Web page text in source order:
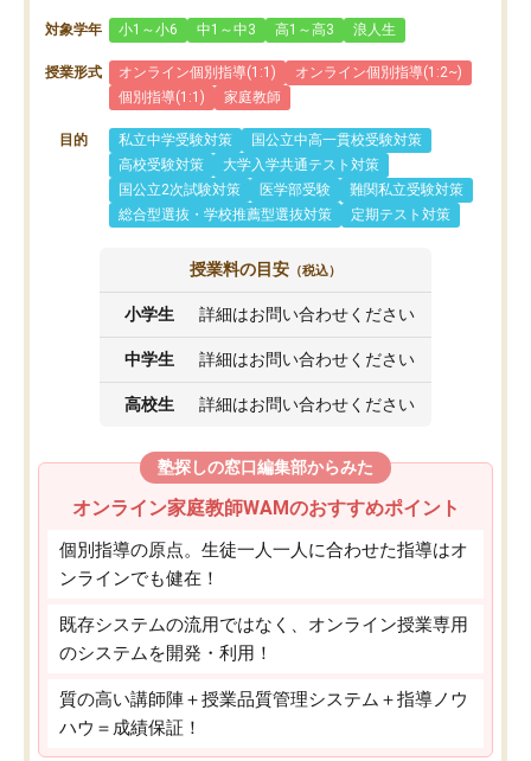
対象学年 小1～小6 中1～中3 高1～高3 浪人生
授業形式 オンライン個別指導(1:1)
オンライン個別指導(1:2~)
個別指導(1:1)
家庭教師
目的 私立中学受験対策
国公立中高一貫校受験対策
高校受験対策
大学入学共通テスト対策
国公立2次試験対策
医学部受験
難関私立受験対策
総合型選抜・学校推薦型選抜対策
定期テスト対策
授業料の目安 （税込）
小学生 詳細はお問い合わせください
中学生 詳細はお問い合わせください
高校生 詳細はお問い合わせください
塾探しの窓口編集部からみた
オンライン家庭教師WAMのおすすめポイント
個別指導の原点。生徒一人一人に合わせた指導はオ
ンラインでも健在！
既存システムの流用ではなく、オンライン授業専用
のシステムを開発・利用！
質の高い講師陣＋授業品質管理システム＋指導ノウ
ハウ＝成績保証！